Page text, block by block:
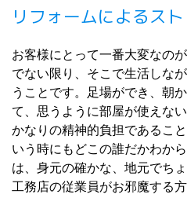
リフォームによるス
お客様にとって一番大変なの
でない限り、そこで生活しな
うことです。足場ができ、朝
て、思うように部屋が使えな
かなりの精神的負担であるこ
いう時にもどこの誰だかわか
は、身元の確かな、地元でち
工務店の従業員がお邪魔する